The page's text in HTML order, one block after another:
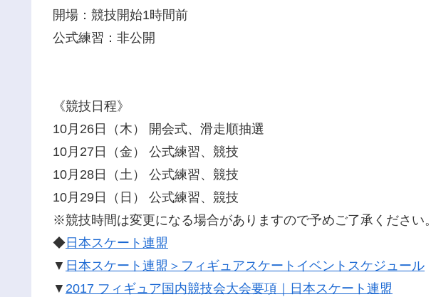
開場：競技開始1時間前
公式練習：非公開
《競技日程》
10月26日（木） 開会式、滑走順抽選
10月27日（金） 公式練習、競技
10月28日（土） 公式練習、競技
10月29日（日） 公式練習、競技
※競技時間は変更になる場合がありますので予めご了承ください。
◆ 日本スケート連盟
▼ 日本スケート連盟＞フィギュアスケートイベントスケジュール
▼ 2017 フィギュア国内競技会大会要項｜日本スケート連盟